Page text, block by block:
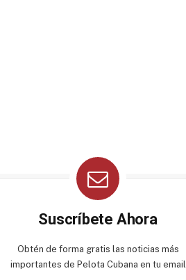
Suscríbete Ahora
Obtén de forma gratis las noticias más
importantes de Pelota Cubana en tu email